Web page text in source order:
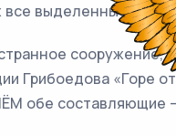
все выделенные
Грибоедова «Горе
обе составляющие